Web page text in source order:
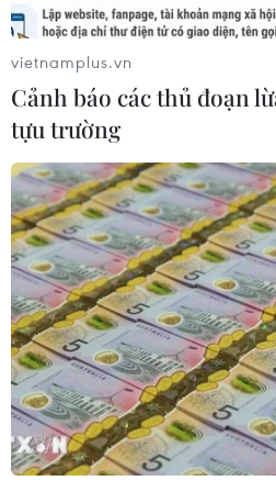
Bảo vệ người tiêu dùng:
thoát xác” trên sàn
19/06/2025 11:29
Lãnh đaọ Bộ Công Thương
thương mại điện tử là hết sức
đầu tiên” trong phát hiện,
trên môi trường online.
vietnamplus.vn
Cảnh báo các thủ đoạn
tựu trường